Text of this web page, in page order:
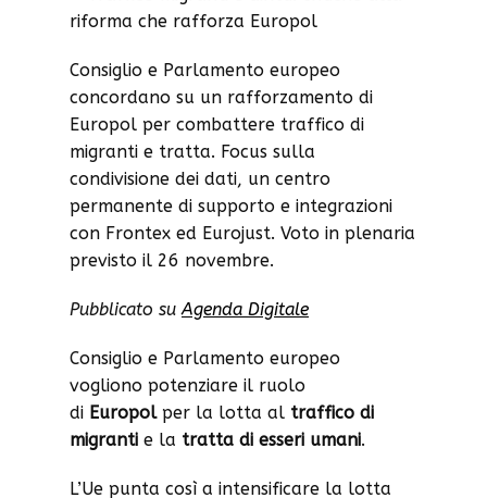
Consiglio e Parlamento europeo
concordano su un rafforzamento di
Europol per combattere traffico di
migranti e tratta. Focus sulla
condivisione dei dati, un centro
permanente di supporto e integrazioni
con Frontex ed Eurojust. Voto in plenaria
previsto il 26 novembre.
Pubblicato suAgenda Digitale
Consiglio e Parlamento europeo
vogliono potenziare il ruolo
di Europolper la lotta al traffico di
migranti e la tratta di esseri umani.
L’Ue punta così a intensificare la lotta